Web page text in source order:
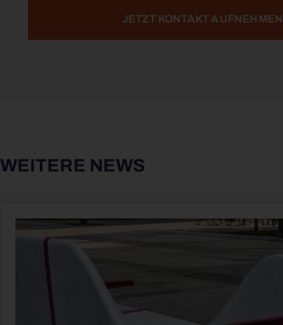
JETZT KONTAKT AUFNEHMEN
WEITERE NEWS